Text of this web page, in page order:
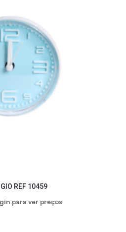
REF 10459
para ver preços